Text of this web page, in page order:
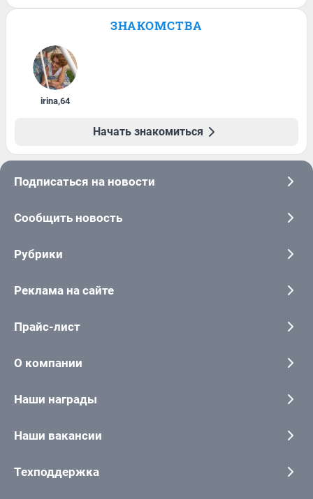
ЗНАКОМСТВА
irina,64
Начать знакомиться
Подписаться на новости
Сообщить новость
Рубрики
Реклама на сайте
Прайс-лист
О компании
Наши награды
Наши вакансии
Техподдержка